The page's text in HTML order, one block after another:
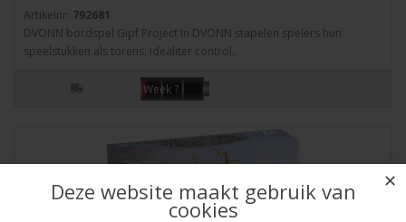
Artikelnr: 792681
DVONN bordspel Gipf Project In DVONN stapelen spelers hun
speelstukken als torens. Idealiter control..
Week ?
✕
Deze website maakt gebruik van
cookies